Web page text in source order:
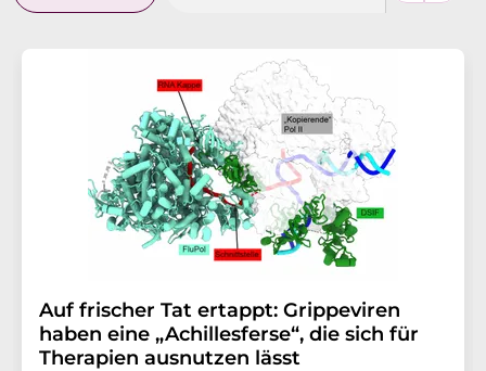
Auf frischer Tat ertappt: Grippeviren
haben eine „Achillesferse“, die sich für
Therapien ausnutzen lässt